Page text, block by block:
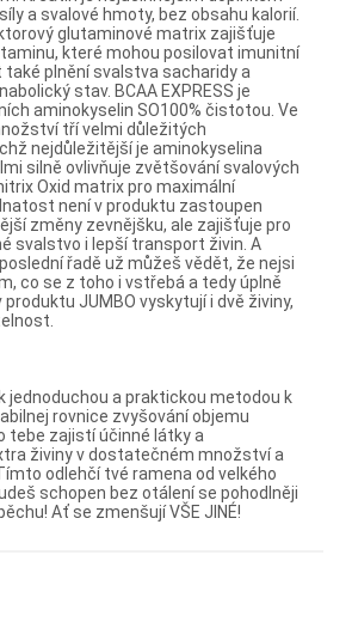
a svalové hmoty, bez obsahu kalorií.
glutaminové matrix zajišťuje
které mohou posilovat imunitní
plnění svalstva sacharidy a
stav. BCAA EXPRESS je
aminokyselin SO100% čistotou. Ve
tří velmi důležitých
nejdůležitější je aminokyselina
silně ovlivňuje zvětšování svalových
Oxid matrix pro maximální
není v produktu zastoupen
změny zevnějšku, ale zajišťuje pro
svalstvo i lepší transport živin. A
řadě už můžeš vědět, že nejsi
co se z toho i vstřebá a tedy úplně
JUMBO vyskytují i dvě živiny,
jednoduchou a praktickou metodou k
rovnice zvyšování objemu
tebe zajistí účinné látky a
živiny v dostatečném množství a
odlehčí tvé ramena od velkého
schopen bez otálení se pohodlněji
Ať se zmenšují VŠE JINÉ!